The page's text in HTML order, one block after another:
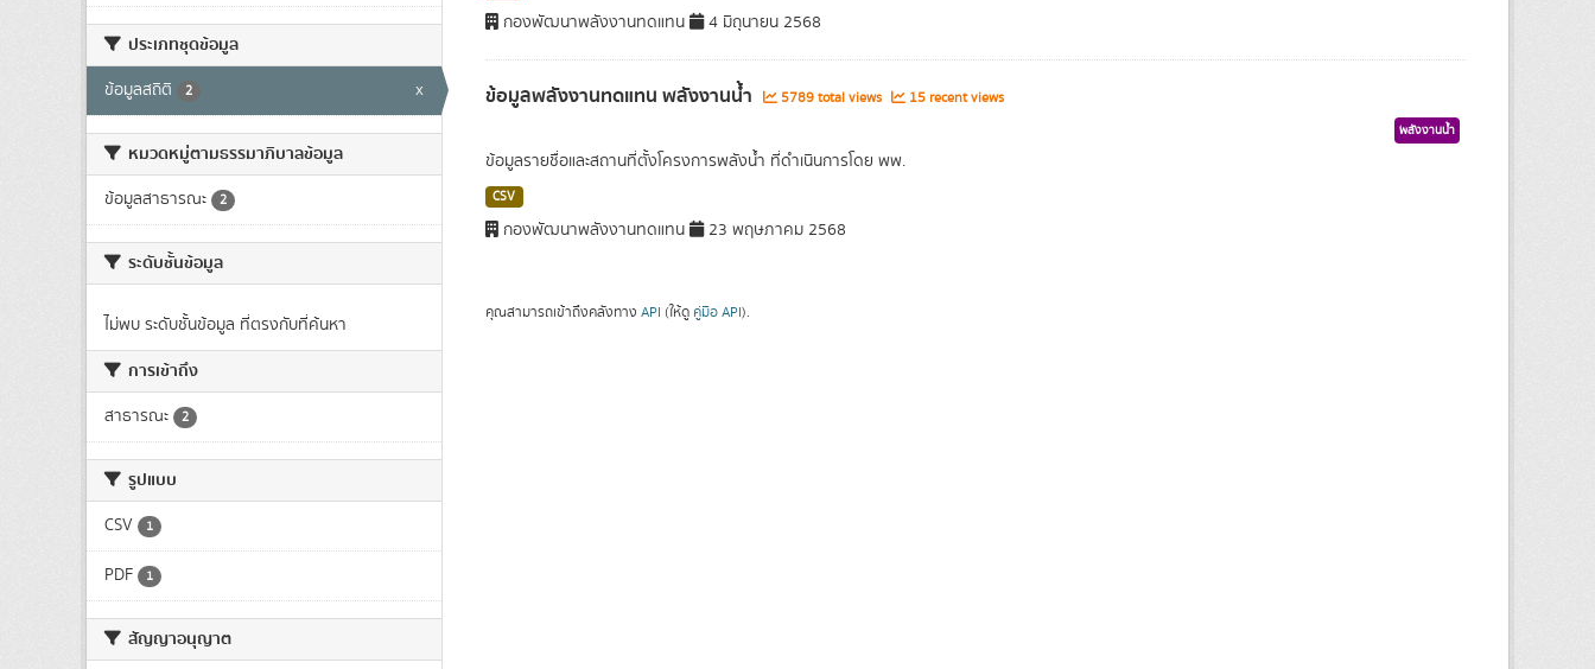
ประเภทชุดข้อมูล
ข้อมูลสถิติ 2 x
หมวดหมู่ตามธรรมาภิบาลข้อมูล
ข้อมูลสาธารณะ 2
ระดับชั้นข้อมูล
ไม่พบ ระดับชั้นข้อมูล ที่ตรงกับที่ค้นหา
การเข้าถึง
สาธารณะ 2
รูปแบบ
CSV 1
PDF 1
สัญญาอนุญาต
กองพัฒนาพลังงานทดแทน 4 มิถุนายน 2568
ข้อมูลพลังงานทดแทน พลังงานน้ำ 5789 total views 15 recent views
พลังงานน้ำ
ข้อมูลรายชื่อและสถานที่ตั้งโครงการพลังน้ำ ที่ดำเนินการโดย พพ.
CSV
กองพัฒนาพลังงานทดแทน 23 พฤษภาคม 2568
คุณสามารถเข้าถึงคลังทาง API (ให้ดู คู่มือ API).